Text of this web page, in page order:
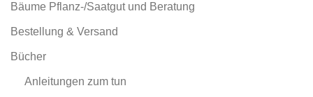
Bäume Pflanz-/Saatgut und Beratung
Bestellung & Versand
Bücher
Anleitungen zum tun